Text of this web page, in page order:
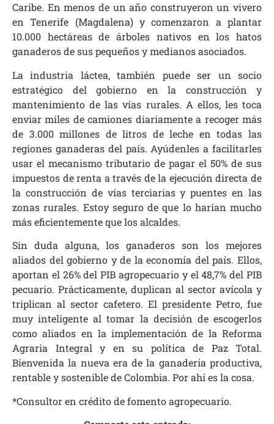
Caribe. En menos de un año construyeron un vivero
en Tenerife (Magdalena) y comenzaron a plantar
10.000 hectáreas de árboles nativos en los hatos
ganaderos de sus pequeños y medianos asociados.
La industria láctea, también puede ser un socio
estratégico del gobierno en la construcción y
mantenimiento de las vías rurales. A ellos, les toca
enviar miles de camiones diariamente a recoger más
de 3.000 millones de litros de leche en todas las
regiones ganaderas del país. Ayúdenles a facilitarles
usar el mecanismo tributario de pagar el 50% de sus
impuestos de renta a través de la ejecución directa de
la construcción de vías terciarias y puentes en las
zonas rurales. Estoy seguro de que lo harían mucho
más eficientemente que los alcaldes.
Sin duda alguna, los ganaderos son los mejores
aliados del gobierno y de la economía del país. Ellos,
aportan el 26% del PIB agropecuario y el 48,7% del PIB
pecuario. Prácticamente, duplican al sector avícola y
triplican al sector cafetero. El presidente Petro, fue
muy inteligente al tomar la decisión de escogerlos
como aliados en la implementación de la Reforma
Agraria Integral y en su política de Paz Total.
Bienvenida la nueva era de la ganadería productiva,
rentable y sostenible de Colombia. Por ahí es la cosa.
*Consultor en crédito de fomento agropecuario.